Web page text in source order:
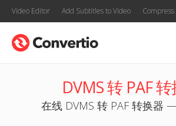
Video Editor Add Subtitles to Video
DVMS 转 PAF
在线 DVMS 转 PAF 转换器